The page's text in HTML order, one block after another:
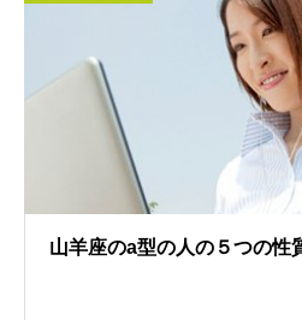
山羊座のa型の人の５つの性